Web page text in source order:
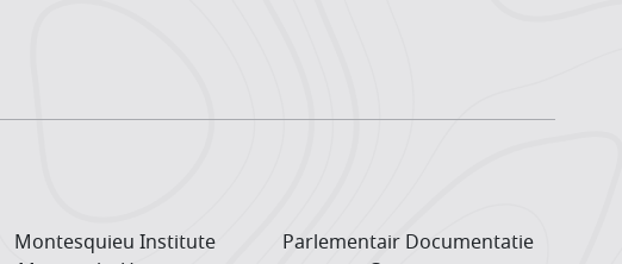
Montesquieu Institute
Parlementair Documentatie